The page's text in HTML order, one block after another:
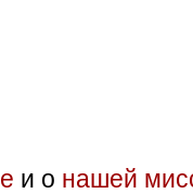
и о нашей